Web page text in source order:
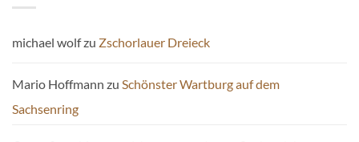
michael wolfzu Zschorlauer Dreieck
Mario Hoffmann zu Schönster Wartburg auf dem
Sachsenring